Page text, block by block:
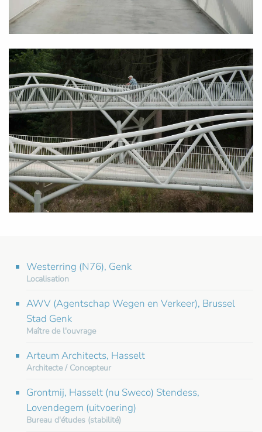
Westerring (N76), Genk
Localisation
AWV (Agentschap Wegen en Verkeer), Brussel
Stad Genk
Maître de l'ouvrage
Arteum Architects, Hasselt
Architecte / Concepteur
Grontmij, Hasselt (nu Sweco) Stendess,
Lovendegem (uitvoering)
Bureau d'études (stabilité)